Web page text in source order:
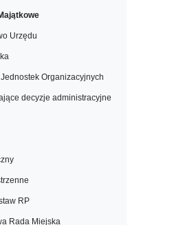
Urzędu
Organizacyjnych
decyzje administracyjne
RP
Rada Miejska